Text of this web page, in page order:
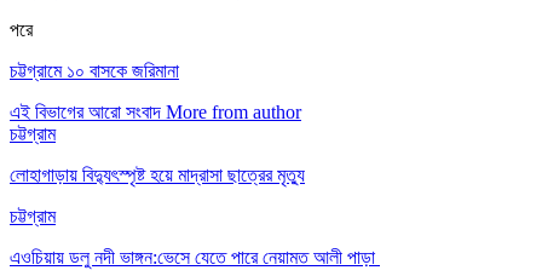
পরে
চট্টগ্রামে ১০ বাসকে জরিমানা
এই বিভাগের আরো সংবাদ More from author
চট্টগ্রাম
লোহাগাড়ায় বিদ্যুৎস্পৃষ্ট হয়ে মাদ্রাসা ছাত্রের মৃত্যু
চট্টগ্রাম
এওচিয়ায় ডলু নদী ভাঙ্গন:ভেসে যেতে পারে নেয়ামত আলী পাড়া